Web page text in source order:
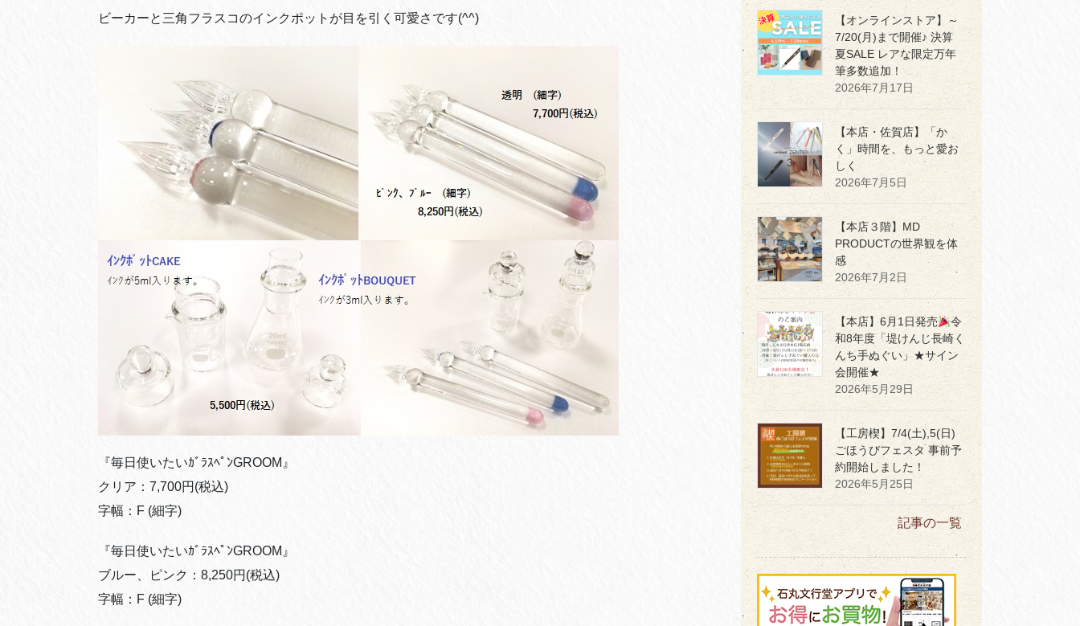
ビーカーと三角フラスコのインクポットが目を引く可愛さです(^^)
『毎日使いたいｶﾞﾗｽﾍﾟﾝGROOM』
クリア：7,700円(税込)
字幅：F (細字)
『毎日使いたいｶﾞﾗｽﾍﾟﾝGROOM』
ブルー、ピンク：8,250円(税込)
字幅：F (細字)
【オンラインストア】～
7/20(月)まで開催♪ 決算
夏SALE レアな限定万年
筆多数追加！
2026年7月17日
【本店・佐賀店】「か
く」時間を、もっと愛お
しく
2026年7月5日
【本店３階】MD
PRODUCTの世界観を体
感
2026年7月2日
【本店】6月1日発売
令
和8年度「堤けんじ長崎く
んち手ぬぐい」★サイン
会開催★
2026年5月29日
【工房楔】7/4(土),5(日)
ごほうびフェスタ 事前予
約開始しました！
2026年5月25日
記事の一覧